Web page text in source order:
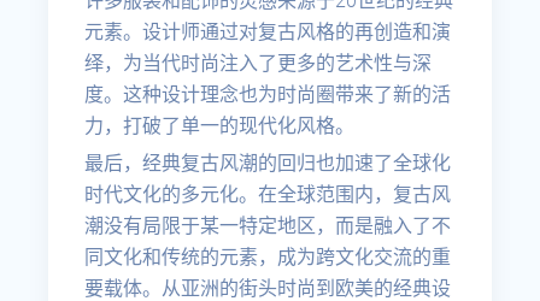
元素。设计师通过对复古风格的再创造和演
绎，为当代时尚注入了更多的艺术性与深
度。这种设计理念也为时尚圈带来了新的活
力，打破了单一的现代化风格。
最后，经典复古风潮的回归也加速了全球化
时代文化的多元化。在全球范围内，复古风
潮没有局限于某一特定地区，而是融入了不
同文化和传统的元素，成为跨文化交流的重
要载体。从亚洲的街头时尚到欧美的经典设